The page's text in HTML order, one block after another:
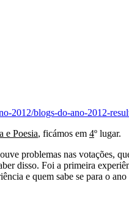
2012/blogs-do-ano-2012-
e Poesia, ficámos em 4º lugar.
problemas nas votações,
disso. Foi a primeira
e quem sabe se para o